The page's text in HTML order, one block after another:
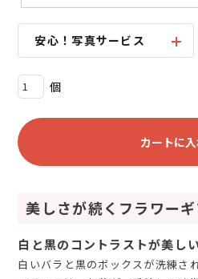
安心！写真サービス
カートに
美しさが続くフラワー
白と黒のコントラストが美し
白いバラと黒のボックスが洗練さ